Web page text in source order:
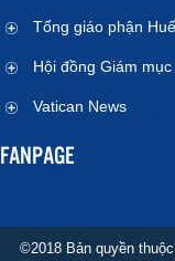
Tổng giáo phận Huế
Hội đồng Giám mục
Vatican News
FANPAGE
©2018 Bản quyền